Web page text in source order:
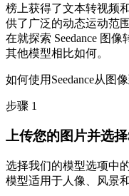
榜上获得了文本转视频
供了广泛的动态运动范
在就探索 Seedance 图
其他模型相比如何。
如何使用Seedance从图
步骤 1
上传您的图片并选择
选择我们的模型选项中
模型适用于人像、风景